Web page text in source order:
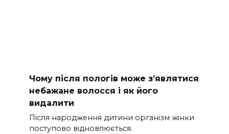
Чому після пологів може з’являтися
небажане волосся і як його
видалити
Після народження дитини організм жінки
поступово відновлюється.